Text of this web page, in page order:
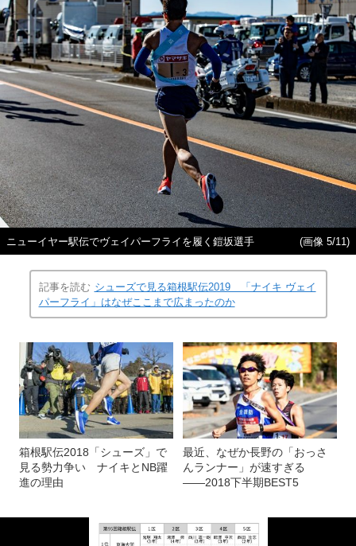
ニューイヤー駅伝でヴェイパーフライを履く鎧坂選手 (画像 5/11)
記事を読む シューズで見る箱根駅伝2019 「ナイキ ヴェイ
パーフライ」はなぜここまで広まったのか
箱根駅伝2018「シューズ」で
見る勢力争い ナイキとNB躍
進の理由
最近、なぜか長野の「おっさ
んランナー」が速すぎる
――2018下半期BEST5